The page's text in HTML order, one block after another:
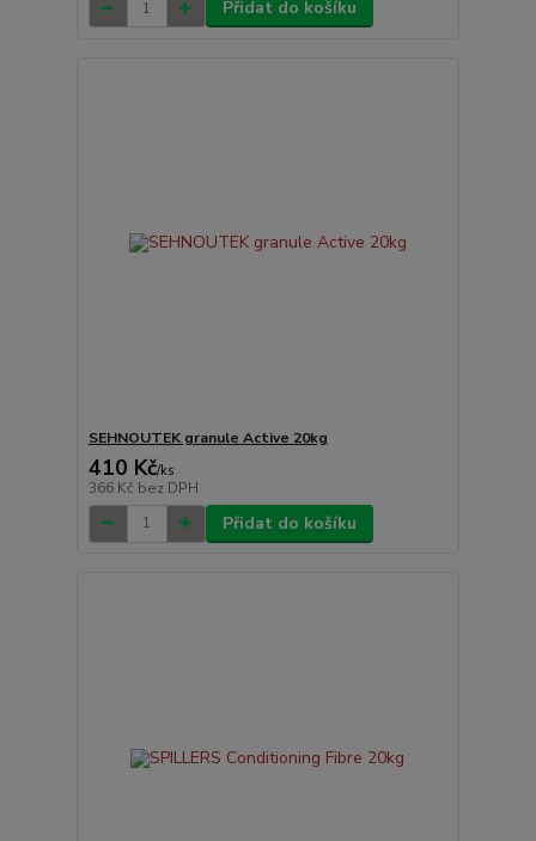
Přidat do košíku
SEHNOUTEK granule Active 20kg
410 Kč/ks
366 Kč bez DPH
Přidat do košíku